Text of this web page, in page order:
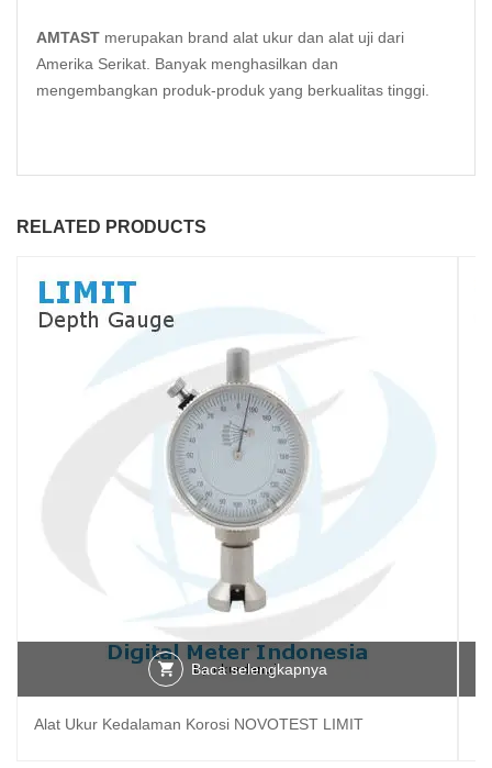
AMTAST merupakan brand alat ukur dan alat uji dari
Amerika Serikat. Banyak menghasilkan dan
mengembangkan produk-produk yang berkualitas tinggi.
RELATED PRODUCTS
Baca selengkapnya
Alat Ukur Kedalaman Korosi NOVOTEST LIMIT